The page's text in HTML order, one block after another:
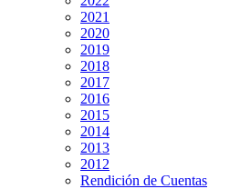
2021
2020
2019
2018
2017
2016
2015
2014
2013
2012
Rendición de Cuentas